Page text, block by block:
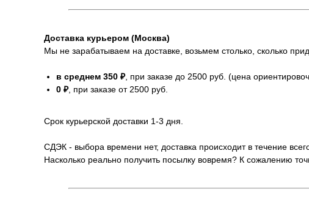
Доставка курьером (Москва)
Мы не зарабатываем на доставке, возьмем столько, сколько
в среднем 350 ₽, при заказе до 2500 руб. (цена
0 ₽, при заказе от 2500 руб.
Срок курьерской доставки 1-3 дня.
СДЭК - выбора времени нет, доставка происходит в течение
Насколько реально получить посылку вовремя? К сожалению